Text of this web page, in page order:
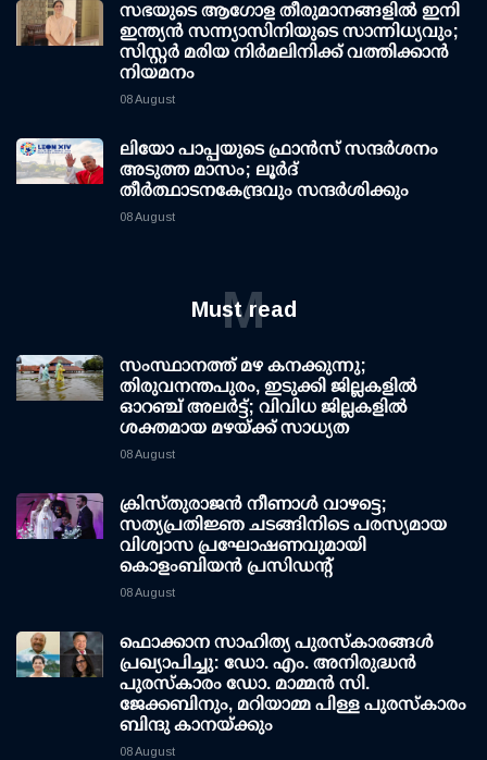
സഭയുടെ ആഗോള തീരുമാനങ്ങളിൽ ഇനി
ഇന്ത്യൻ സന്ന്യാസിനിയുടെ സാന്നിധ്യവും;
സിസ്റ്റർ മരിയ നിർമലിനിക്ക് വത്തിക്കാൻ
നിയമനം
08 August
ലിയോ പാപ്പയുടെ ഫ്രാൻസ് സന്ദർശനം
അടുത്ത മാസം; ലൂർദ്
തീർത്ഥാടനകേന്ദ്രവും സന്ദർശിക്കും
08 August
Must read
M
സംസ്ഥാനത്ത് മഴ കനക്കുന്നു;
തിരുവനന്തപുരം, ഇടുക്കി ജില്ലകളിൽ
ഓറഞ്ച് അലർട്ട്; വിവിധ ജില്ലകളിൽ
ശക്തമായ മഴയ്ക്ക് സാധ്യത
08 August
ക്രിസ്തുരാജൻ നീണാൾ വാഴട്ടെ;
സത്യപ്രതിജ്ഞ ചടങ്ങിനിടെ പരസ്യമായ
വിശ്വാസ പ്രഘോഷണവുമായി
കൊളംബിയൻ പ്രസിഡന്റ്
08 August
ഫൊക്കാന സാഹിത്യ പുരസ്‌കാരങ്ങള്‍
പ്രഖ്യാപിച്ചു: ഡോ. എം. അനിരുദ്ധന്‍
പുരസ്‌കാരം ഡോ. മാമ്മന്‍ സി.
ജേക്കബിനും, മറിയാമ്മ പിള്ള പുരസ്‌കാരം
ബിന്ദു കാനയ്ക്കും
08 August